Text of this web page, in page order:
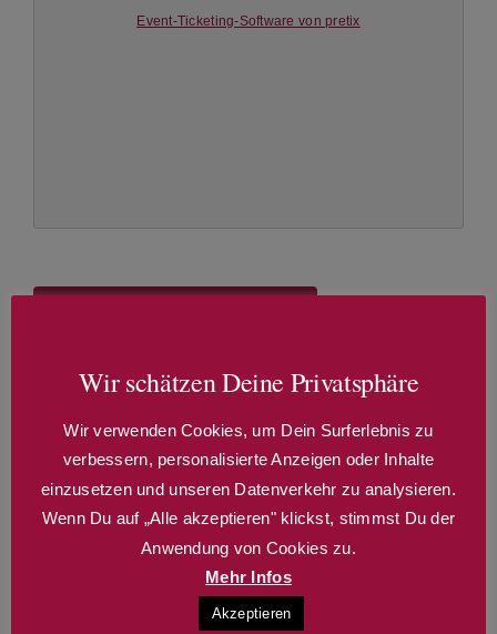
Event-Ticketing-Software von pretix
Details
Datum:
15. Januar 2026
Wir schätzen Deine Privatsphäre
Wir verwenden Cookies, um Dein Surferlebnis zu
verbessern, personalisierte Anzeigen oder Inhalte
einzusetzen und unseren Datenverkehr zu analysieren.
Wenn Du auf „Alle akzeptieren" klickst, stimmst Du der
Anwendung von Cookies zu.
Mehr Infos
Akzeptieren